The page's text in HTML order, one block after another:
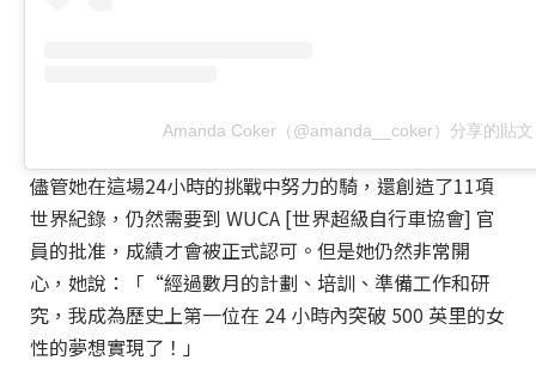
Amanda Coker（@amanda__coker）分享的貼文
儘管她在這場24小時的挑戰中努力的騎，還創造了11項
世界紀錄，仍然需要到 WUCA [世界超級自行車協會] 官
員的批准，成績才會被正式認可。但是她仍然非常開
心，她說：「“經過數月的計劃、培訓、準備工作和研
究，我成為歷史上第一位在 24 小時內突破 500 英里的女
性的夢想實現了！」